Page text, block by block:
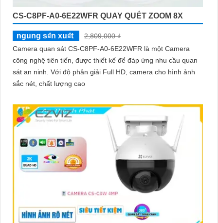
CS-C8PF-A0-6E22WFR QUAY QUÉT ZOOM 8X
ngung s₫n xu₫t
2,809,000 ₫
Camera quan sát CS-C8PF-A0-6E22WFR là một Camera
công nghệ tiên tiến, được thiết kế để đáp ứng nhu cầu quan
sát an ninh. Với độ phân giải Full HD, camera cho hình ảnh
sắc nét, chất lượng cao